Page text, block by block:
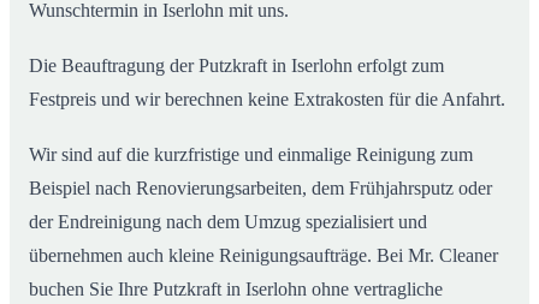
Wunschtermin in Iserlohn mit uns.
Die Beauftragung der Putzkraft in Iserlohn erfolgt zum
Festpreis und wir berechnen keine Extrakosten für die Anfahrt.
Wir sind auf die kurzfristige und einmalige Reinigung zum
Beispiel nach Renovierungsarbeiten, dem Frühjahrsputz oder
der Endreinigung nach dem Umzug spezialisiert und
übernehmen auch kleine Reinigungsaufträge. Bei Mr. Cleaner
buchen Sie Ihre Putzkraft in Iserlohn ohne vertragliche